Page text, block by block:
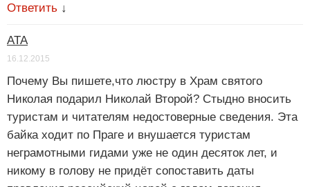
Ответить ↓
АТА
16.12.2015
Почему Вы пишете,что люстру в Храм святого
Николая подарил Николай Второй? Стыдно вносить
туристам и читателям недостоверные сведения. Эта
байка ходит по Праге и внушается туристам
неграмотными гидами уже не один десяток лет, и
никому в голову не придёт сопоставить даты